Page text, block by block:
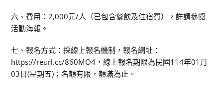
六、費用：2,000元/人（已包含餐飲及住宿費），詳請參閱
活動海報。
七、報名方式：採線上報名機制，報名網址：
https://reurl.cc/860MO4，線上報名期限為民國114年01月
03日(星期五)；名額有限，額滿為止。